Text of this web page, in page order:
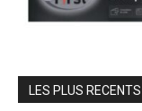
LES PLUS RECENTS